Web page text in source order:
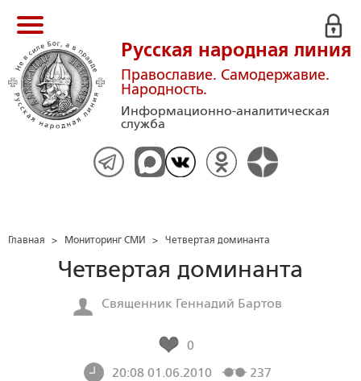
Русская народная линия
Православие. Самодержавие.
Народность.
Информационно-аналитическая
служба
Главная > Мониторинг СМИ > Четвертая доминанта
Четвертая доминанта
Священник Геннадий Бартов
0
20:08 01.06.2010
237